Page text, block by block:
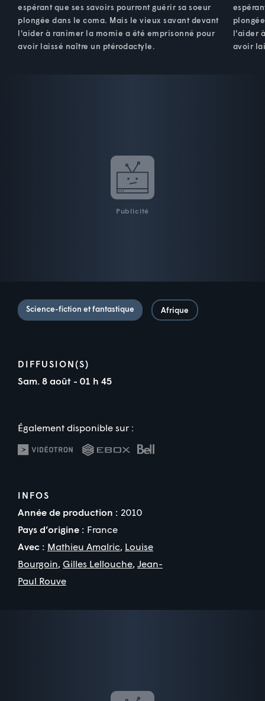
espérant que ses savoirs pourront guérir sa soeur
plongée dans le coma. Mais le vieux savant devant
l'aider à ranimer la momie a été emprisonné pour
avoir laissé naître un ptérodactyle.
l'aider
avoir
Publicité
Science-fiction et fantastique Afrique
DIFFUSION(S)
Sam. 8 août - 01 h 45
Également disponible sur :
INFOS
Année de production : 2010
Pays d’origine : France
Avec : Mathieu Amalric, Louise
Bourgoin, Gilles Lellouche, Jean-
Paul Rouve